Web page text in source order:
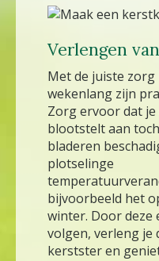
Verlengen
Met de juiste
wekenlang zijn
Zorg ervoor dat
blootstelt aan
bladeren
plotselinge
bijvoorbeeld het
winter. Door deze
volgen, verleng je
kerstster en